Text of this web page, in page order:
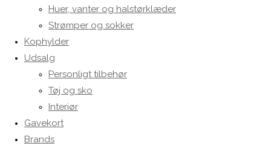
Huer, vanter og halstørklæder
Strømper og sokker
Kophylder
Udsalg
Personligt tilbehør
Tøj og sko
Interiør
Gavekort
Brands